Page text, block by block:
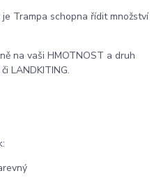
Trampa schopna řídit množství
na vaši HMOTNOST a druh
LANDKITING.